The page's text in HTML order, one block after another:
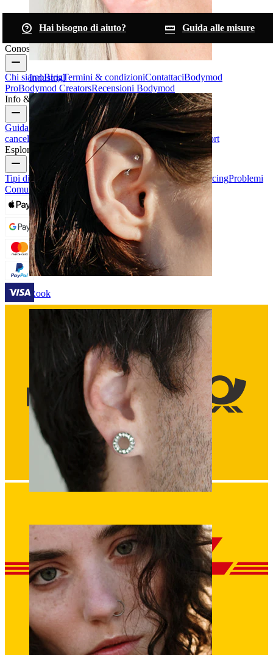
Industrial
Rook
Hai bisogno di aiuto?
Guida alle misure
Conosci Bodymod
Chi siamoBlogTermini & condizioniContattaciBodymod
ProBodymod CreatorsRecensioni Bodymod
Info & Aiuto
Guida alle taglie Traccia il tuo ordine Consegna
Resi &
cancellazioni
PagamentiIl mio account
Bodymod support
Esplora
Tipi di Gioielli da PiercingMateriali dei gioielli da piercingProblemi
Comuni Dei Piercing e Cura